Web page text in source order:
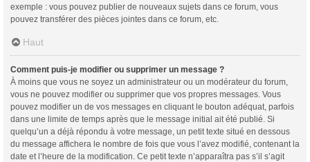
exemple : vous pouvez publier de nouveaux sujets dans ce forum, vous
pouvez transférer des pièces jointes dans ce forum, etc.
Haut
Comment puis-je modifier ou supprimer un message ?
À moins que vous ne soyez un administrateur ou un modérateur du forum,
vous ne pouvez modifier ou supprimer que vos propres messages. Vous
pouvez modifier un de vos messages en cliquant le bouton adéquat, parfois
dans une limite de temps après que le message initial ait été publié. Si
quelqu’un a déjà répondu à votre message, un petit texte situé en dessous
du message affichera le nombre de fois que vous l’avez modifié, contenant la
date et l’heure de la modification. Ce petit texte n’apparaîtra pas s’il s’agit